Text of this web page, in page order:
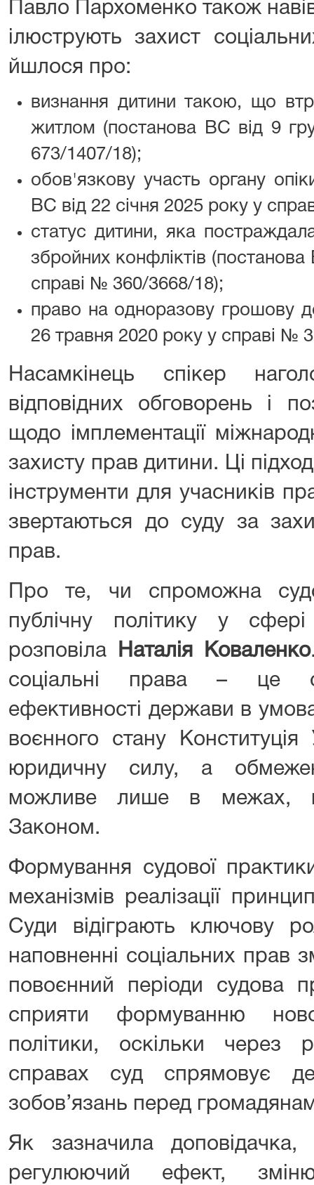
Павло Пархоменко також
ілюструють захист
йшлося про:
визнання дитини такою, що
житлом (постанова ВС від 9
673/1407/18);
обов'язкову участь органу
ВС від 22 січня 2025 року у
статус дитини, яка
збройних конфліктів
справі № 360/3668/18);
право на одноразову грошову
26 травня 2020 року у справі №
Насамкінець спікер
відповідних обговорень і
щодо імплементації
захисту прав дитини. Ці
інструменти для учасників
звертаються до суду за
прав.
Про те, чи спроможна
публічну політику у сфері
розповіла
Наталія Коваленко
соціальні права – це
ефективності держави в
воєнного стану Конституція
юридичну силу, а
можливе лише в межах,
Законом.
Формування судової
механізмів реалізації
Суди відіграють ключову
наповненні соціальних прав
повоєнний періоди судова
сприяти формуванню
політики, оскільки через
справах суд спрямовує
зобов’язань перед
Як зазначила
регулюючий ефект,